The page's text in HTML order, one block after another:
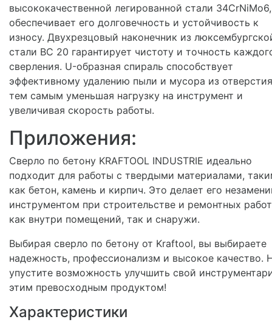
высококачественной легированной стали
обеспечивает его долговечность и устойчивость к
износу. Двухрезцовый наконечник из
стали BC 20 гарантирует чистоту и точность
сверления. U-образная спираль способствует
эффективному удалению пыли и мусора из
тем самым уменьшая нагрузку на инструмент и
увеличивая скорость работы.
Приложения:
Сверло по бетону KRAFTOOL INDUSTRIE идеально
подходит для работы с твердыми материалами,
как бетон, камень и кирпич. Это делает его
инструментом при строительстве и ремонтных
как внутри помещений, так и снаружи.
Выбирая сверло по бетону от Kraftool, вы выбираете
надежность, профессионализм и высокое качество.
упустите возможность улучшить свой
этим превосходным продуктом!
Характеристики